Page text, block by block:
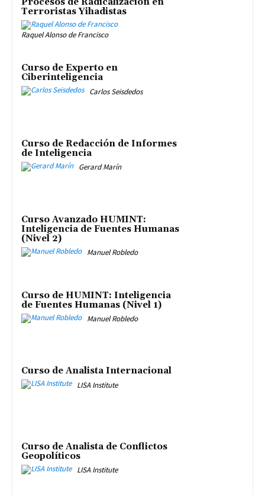
Terroristas Yihadistas
Raquel Alonso de Francisco
Curso de Experto en
Ciberinteligencia
Carlos Seisdedos
Curso de Redacción de Informes
de Inteligencia
Gerard Marín
Curso Avanzado HUMINT:
Inteligencia de Fuentes Humanas
(Nivel 2)
Manuel Robledo
Curso de HUMINT: Inteligencia
de Fuentes Humanas (Nivel 1)
Manuel Robledo
Curso de Analista Internacional
LISA Institute
Curso de Analista de Conflictos
Geopolíticos
LISA Institute